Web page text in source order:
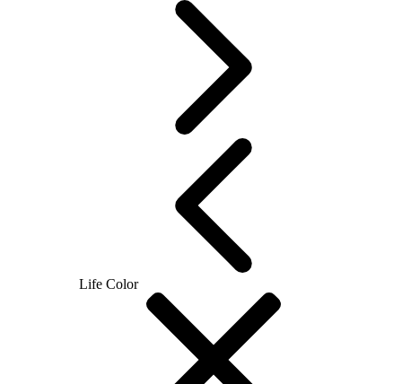
Life Color